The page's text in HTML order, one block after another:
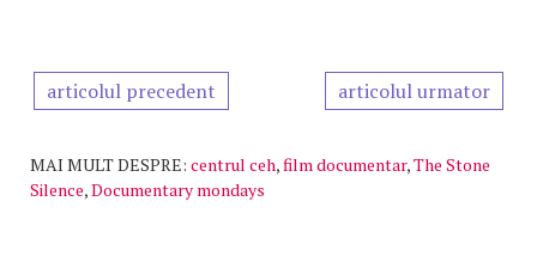
articolul precedent articolul urmator
MAI MULT DESPRE: centrul ceh,film documentar,The Stone
Silence,Documentary mondays